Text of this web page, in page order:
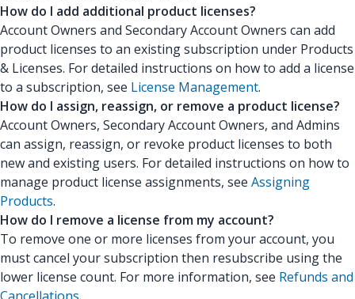
How do I add additional product licenses?
Account Owners and Secondary Account Owners can add
product licenses to an existing subscription under Products
& Licenses. For detailed instructions on how to add a license
to a subscription, see License Management.
How do I assign, reassign, or remove a product license?
Account Owners, Secondary Account Owners, and Admins
can assign, reassign, or revoke product licenses to both
new and existing users. For detailed instructions on how to
manage product license assignments, see Assigning
Products.
How do I remove a license from my account?
To remove one or more licenses from your account, you
must cancel your subscription then resubscribe using the
lower license count. For more information, see Refunds and